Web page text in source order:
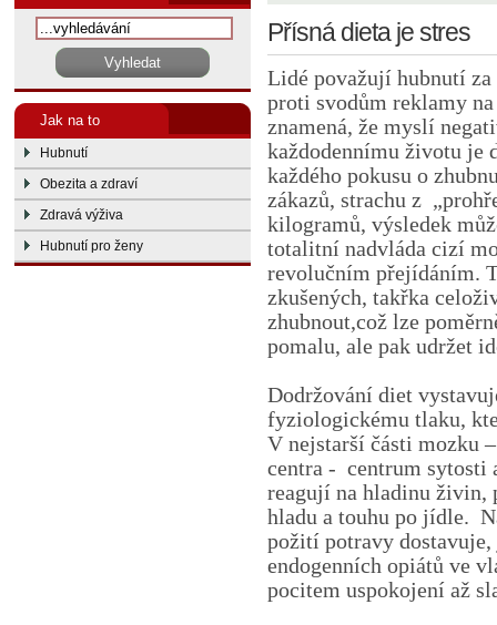
Jak na to
Hubnutí
Obezita a zdraví
Zdravá výživa
Hubnutí pro ženy
Přísná dieta je stres
Lidé považují hubnutí
proti svodům reklamy
znamená, že myslí
každodennímu životu je
každého pokusu o
zákazů, strachu z
kilogramů, výsledek
totalitní nadvláda cizí
revolučním přejídáním.
zkušených, takřka
zhubnout,což lze
pomalu, ale pak udržet
Dodržování diet
fyziologickému tlaku,
V nejstarší části mozku
centra - centrum sytosti
reagují na hladinu živin,
hladu a touhu po jídle.
požití potravy
endogenních opiátů ve
pocitem uspokojení až